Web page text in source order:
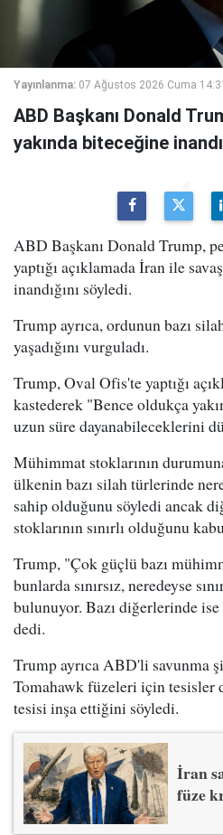
Yayınlanma: 07 Ağustos 2026 Cuma
ABD Başkanı Donald
yakında biteceğine
ABD Başkanı Donald Trump,
yaptığı açıklamada İran ile
inandığını söyledi.
Trump ayrıca, ordunun bazı
yaşadığını vurguladı.
Trump, Oval Ofis'te yaptığı
kastederek "Bence oldukça
uzun süre dayanabileceklerini
Mühimmat stoklarının
ülkenin bazı silah türlerinde
sahip olduğunu söyledi ancak
stoklarının sınırlı olduğunu
Trump, "Çok güçlü bazı
bunlarda sınırsız, neredeyse
bulunuyor. Bazı diğerlerinde ise
dedi.
Trump ayrıca ABD'li savunma
Tomahawk füzeleri için tesisler
tesisi inşa ettiğini söyledi.
İran
füze